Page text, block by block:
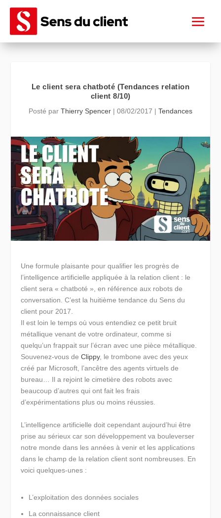
Le client sera chatboté (Tendances relation
client 8/10)
Posté par Thierry Spencer | 08/02/2017 | Tendances
Une formule plaisante pour qualifier les progrès de
l’intelligence artificielle appliquée à la relation client : le
client sera « chatboté », en référence aux robots de
conversation. C’est la huitième tendance du Sens du
client pour 2017.
Il est loin le temps où vous entendiez ce petit bruit
métallique venant de votre ordinateur, comme si
quelqu’un frappait sur l’écran avec une pièce métallique.
Souvenez-vous deClippy, le trombone avec des yeux
créé par Microsoft, l’ancêtre des agents virtuels de
bureau… Il a rejoint le cimetière des robots avec
beaucoup d’autres qui ont fait les frais
d’expérimentations plus ou moins réussies.
L’intelligence artificielle doit cependant aujourd’hui être
prise au sérieux car son développement va bouleverser
notre monde dans les années à venir et les applications
dans le champ de la relation client sont nombreuses. En
voici quelques-unes :
L’exploitation des données sociales
La connaissance client